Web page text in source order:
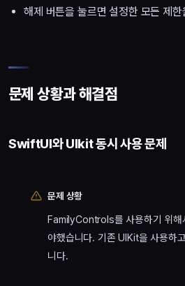
해제 버튼을 눌르면 설정한 모든 제
문제 상황과 해결점
SwiftUI와 UIkit 동시 사용 문제
문제 상황
FamilyControls를 사용하기 위해
야했습니다. 기존 UIKit을 사용하
니다.